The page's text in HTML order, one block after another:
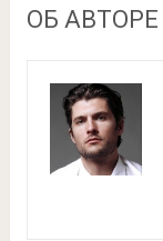
ОБ АВТОРЕ